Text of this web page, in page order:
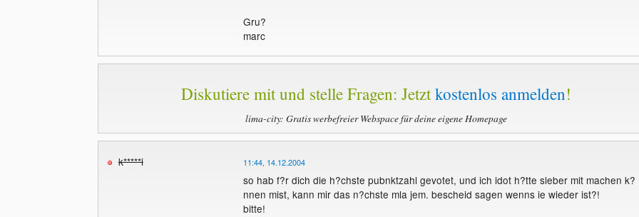
Gru?
marc
Diskutiere mit und stelle Fragen: Jetztkostenlos anmelden!
lima-city: Gratis werbefreier Webspace für deine eigene Homepage
k*****i 11:44, 14.12.2004
so hab f?r dich die h?chste pubnktzahl gevotet, und ich idot h?tte sleber mit machen k?
nnen mist, kann mir das n?chste mla jem. bescheid sagen wenns ie wieder ist?!
bitte!